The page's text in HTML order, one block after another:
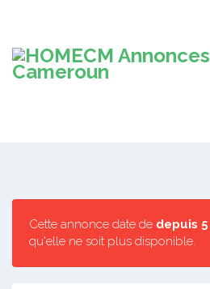
Cette annonce date de depuis
qu'elle ne soit plus disponible.